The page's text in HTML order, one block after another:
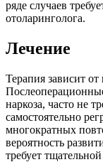
ряде случаев
отоларинголога.
Лечение
Терапия зависит
наркоза, часто не
самостоятельно
многократных
вероятность
требует